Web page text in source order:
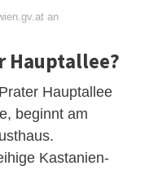
an
Hauptallee?
Hauptallee
beginnt am
Kastanien-